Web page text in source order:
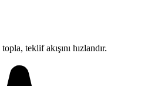
topla, teklif akışını hızlandır.